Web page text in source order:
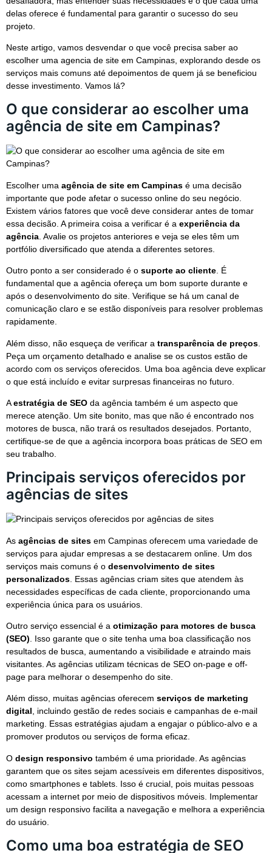
delas oferece é fundamental para garantir o sucesso do seu
projeto.
Neste artigo, vamos desvendar o que você precisa saber ao
escolher uma agencia de site em Campinas, explorando desde os
serviços mais comuns até depoimentos de quem já se beneficiou
desse investimento. Vamos lá?
O que considerar ao escolher uma
agência de site em Campinas?
Escolher uma agência de site em Campinas é uma decisão
importante que pode afetar o sucesso online do seu negócio.
Existem vários fatores que você deve considerar antes de tomar
essa decisão. A primeira coisa a verificar é a experiência da
agência . Avalie os projetos anteriores e veja se eles têm um
portfólio diversificado que atenda a diferentes setores.
Outro ponto a ser considerado é o suporte ao cliente . É
fundamental que a agência ofereça um bom suporte durante e
após o desenvolvimento do site. Verifique se há um canal de
comunicação claro e se estão disponíveis para resolver problemas
rapidamente.
Além disso, não esqueça de verificar a transparência de preços
Peça um orçamento detalhado e analise se os custos estão de
acordo com os serviços oferecidos. Uma boa agência deve explicar
o que está incluído e evitar surpresas financeiras no futuro.
Aestratégia de SEO da agência também é um aspecto que
merece atenção. Um site bonito, mas que não é encontrado nos
motores de busca, não trará os resultados desejados. Portanto,
certifique-se de que a agência incorpora boas práticas de SEO em
seu trabalho.
Principais serviços oferecidos por
agências de sites
As agências de sites em Campinas oferecem uma variedade de
serviços para ajudar empresas a se destacarem online. Um dos
serviços mais comuns é o desenvolvimento de sites
personalizados . Essas agências criam sites que atendem às
necessidades específicas de cada cliente, proporcionando uma
experiência única para os usuários.
Outro serviço essencial é a otimização para motores de busca
(SEO) . Isso garante que o site tenha uma boa classificação nos
resultados de busca, aumentando a visibilidade e atraindo mais
visitantes. As agências utilizam técnicas de SEO on-page e off-
page para melhorar o desempenho do site.
Além disso, muitas agências oferecem serviços de marketing
digital, incluindo gestão de redes sociais e campanhas de e-mail
marketing. Essas estratégias ajudam a engajar o público-alvo e a
promover produtos ou serviços de forma eficaz.
O design responsivo também é uma prioridade. As agências
garantem que os sites sejam acessíveis em diferentes dispositivos,
como smartphones e tablets. Isso é crucial, pois muitas pessoas
acessam a internet por meio de dispositivos móveis. Implementar
um design responsivo facilita a navegação e melhora a experiência
do usuário.
Como uma boa estratégia de SEO